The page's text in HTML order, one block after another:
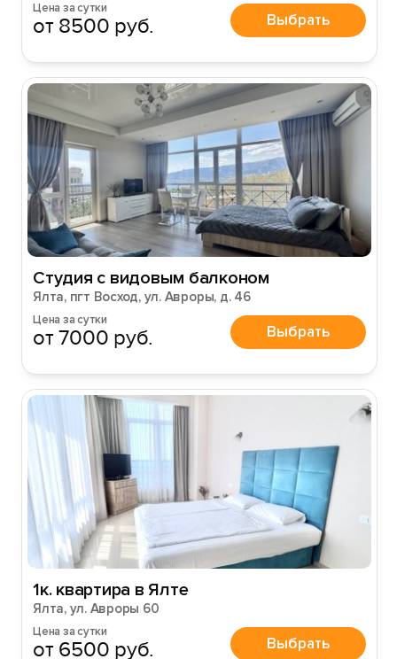
Цена за сутки
от 8500 руб. Выбрать
Студия с видовым балконом
Ялта, пгт Восход, ул. Авроры, д. 46
Цена за сутки
от 7000 руб. Выбрать
1к. квартира в Ялте
Ялта, ул. Авроры 60
Цена за сутки
от 6500 руб. Выбрать